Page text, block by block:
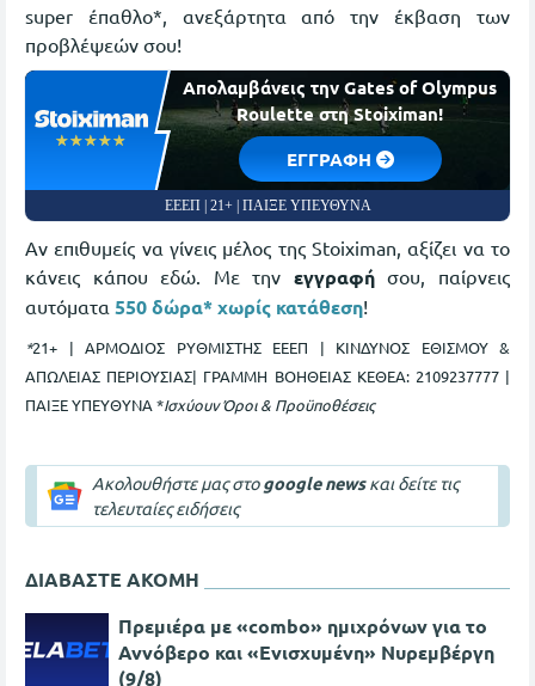
super έπαθλο*, ανεξάρτητα από την έκβαση των
προβλέψεών σου!
☆☆☆☆☆
★★★★★
Απολαμβάνεις την Gates of Olympus
Roulette στη Stoiximan!
EΓΓΡΑΦΗ
ΕΕΕΠ | 21+ | ΠΑΙΞΕ ΥΠΕΥΘΥΝΑ
Αν επιθυμείς να γίνεις μέλος της Stoiximan, αξίζει να το
κάνεις κάπου εδώ. Με την εγγραφήσου, παίρνεις
αυτόματα 550 δώρα* χωρίς κατάθεση!
*​21+ | ΑΡΜΟΔΙΟΣ ΡΥΘΜΙΣΤΗΣ ΕΕΕΠ | ΚΙΝΔΥΝΟΣ ΕΘΙΣΜΟΥ &
ΑΠΩΛΕΙΑΣ ΠΕΡΙΟΥΣΙΑΣ| ΓΡΑΜΜΗ ΒΟΗΘΕΙΑΣ ΚΕΘΕΑ: 2109237777 |
ΠΑΙΞΕ ΥΠΕΥΘΥΝΑ *Ισχύουν Όροι & Προϋποθέσεις
Ακολουθήστε μας στοgoogle newsκαι δείτε τις
τελευταίες ειδήσεις
ΔΙΑΒΑΣΤΕ ΑΚΟΜΗ
Πρεμιέρα με «combo» ημιχρόνων για το
Αννόβερο και «Ενισχυμένη» Νυρεμβέργη
(9/8)